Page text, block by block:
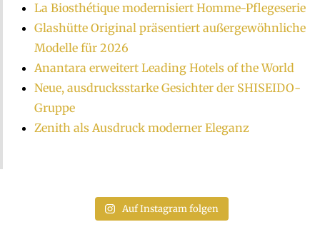
La Biosthétique modernisiert Homme-Pflegeserie
Glashütte Original präsentiert außergewöhnliche
Modelle für 2026
Anantara erweitert Leading Hotels of the World
Neue, ausdrucksstarke Gesichter der SHISEIDO-
Gruppe
Zenith als Ausdruck moderner Eleganz
Auf Instagram folgen